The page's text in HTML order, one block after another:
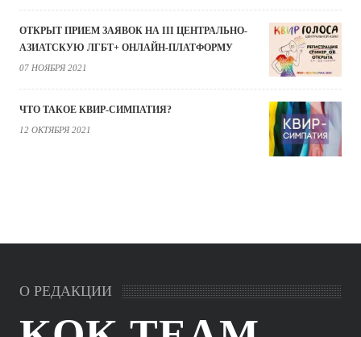
ОТКРЫТ ПРИЕМ ЗАЯВОК НА III ЦЕНТРАЛЬНО-
АЗИАТСКУЮ ЛГБТ+ ОНЛАЙН-ПЛАТФОРМУ
07 НОЯБРЯ 2021
ЧТО ТАКОЕ КВИР-СИМПАТИЯ?
12 ОКТЯБРЯ 2021
О РЕДАКЦИИ